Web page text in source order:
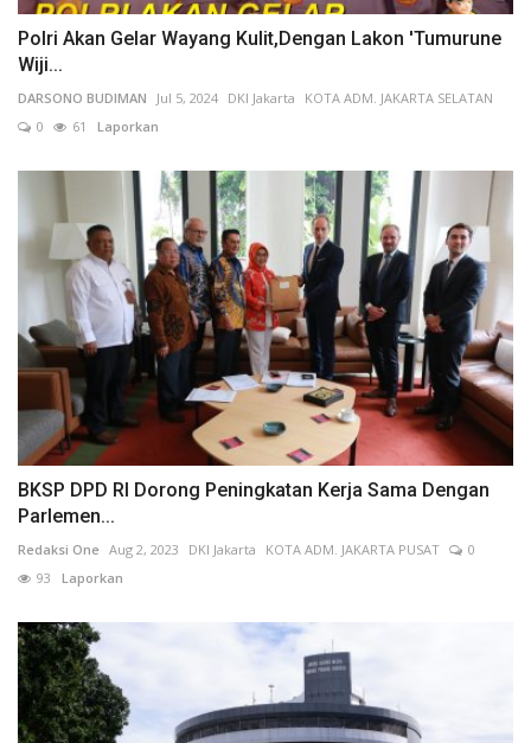
Polri Akan Gelar Wayang Kulit,Dengan Lakon 'Tumurune
Wiji...
DARSONO BUDIMAN Jul 5, 2024 DKI Jakarta
KOTA ADM. JAKARTA SELATAN
0
61 Laporkan
BKSP DPD RI Dorong Peningkatan Kerja Sama Dengan
Parlemen...
Redaksi One Aug 2, 2023 DKI Jakarta KOTA ADM. JAKARTA PUSAT
0
93 Laporkan